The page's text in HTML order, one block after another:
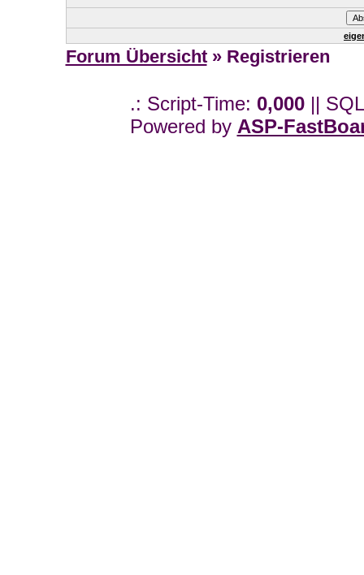
Forum Übersicht» Registrieren
.: Script-Time: 0,000||
Powered by ASP-